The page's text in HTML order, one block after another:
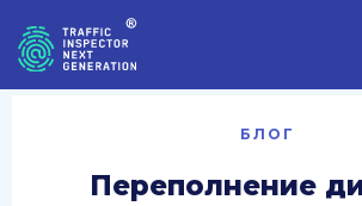
БЛОГ
Переполнение